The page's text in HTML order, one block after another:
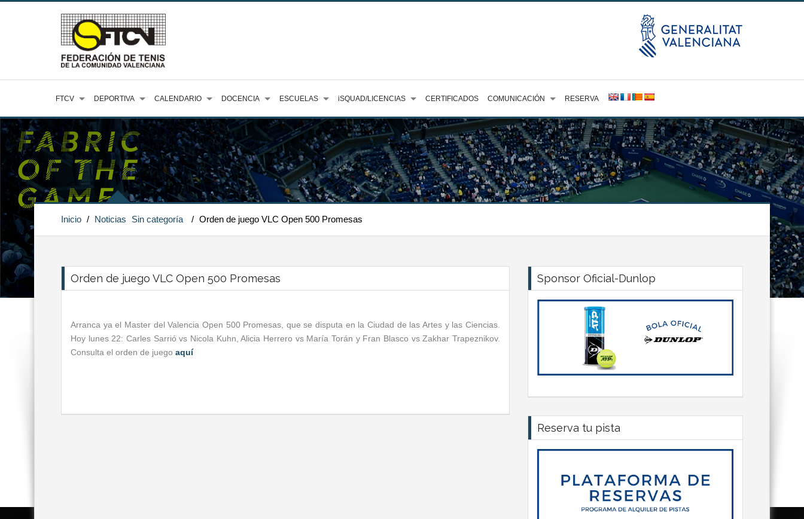
FTCV DEPORTIVA CALENDARIO DOCENCIA ESCUELAS iSQUAD/LICENCIAS CERTIFICADOS COMUNICACIÓN RESERVA
Inicio / Noticias Sin categoría / Orden de juego VLC Open 500 Promesas
Orden de juego VLC Open 500 Promesas
Arranca ya el Master del Valencia Open 500 Promesas, que se disputa en la Ciudad de las Artes y las Ciencias.
Hoy lunes 22: Carles Sarrió vs Nicola Kuhn, Alicia Herrero vs María Torán y Fran Blasco vs Zakhar Trapeznikov.
Consulta el orden de juego aquí
Sponsor Oficial-Dunlop
Reserva tu pista